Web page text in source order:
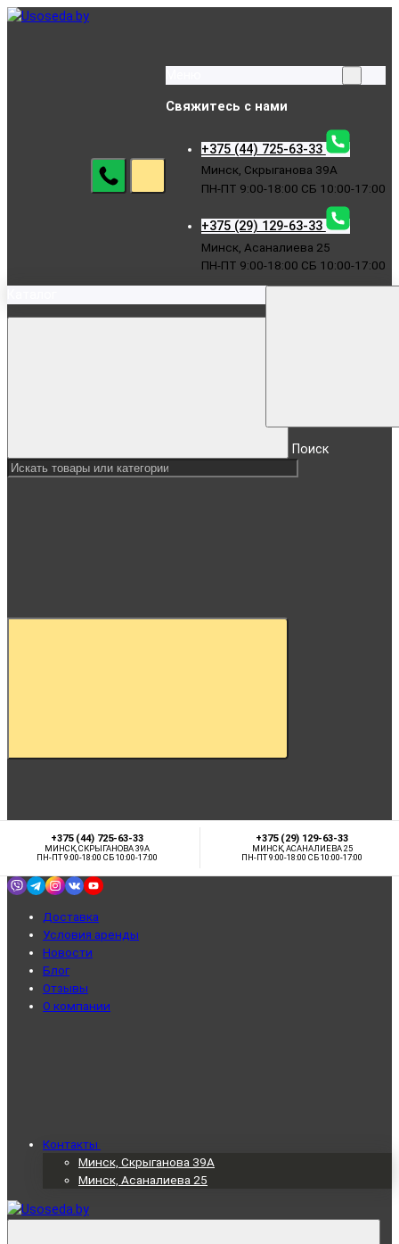
Свяжитесь с нами
+375 (44) 725-63-33
Минск, Скрыганова 39А
ПН-ПТ 9:00-18:00 СБ 10:00-17:00
+375 (29) 129-63-33
Минск, Асаналиева 25
ПН-ПТ 9:00-18:00 СБ 10:00-17:00
Поиск
+375 (44) 725-63-33
МИНСК, СКРЫГАНОВА 39А
ПН-ПТ 9:00-18:00 СБ 10:00-17:00
+375 (29) 129-63-33
МИНСК, АСАНАЛИЕВА 25
ПН-ПТ 9:00-18:00 СБ 10:00-17:00
Доставка
Условия аренды
Новости
Блог
Отзывы
О компании
Контакты
Минск, Скрыганова 39А
Минск, Асаналиева 25